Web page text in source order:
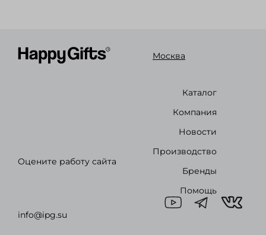
info@ipg.su
Оцените работу сайта
Москва
Каталог
Компания
Новости
Производство
Бренды
Помощь